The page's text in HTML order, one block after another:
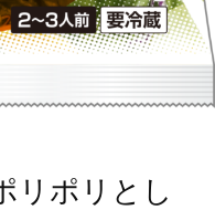
リポリとし